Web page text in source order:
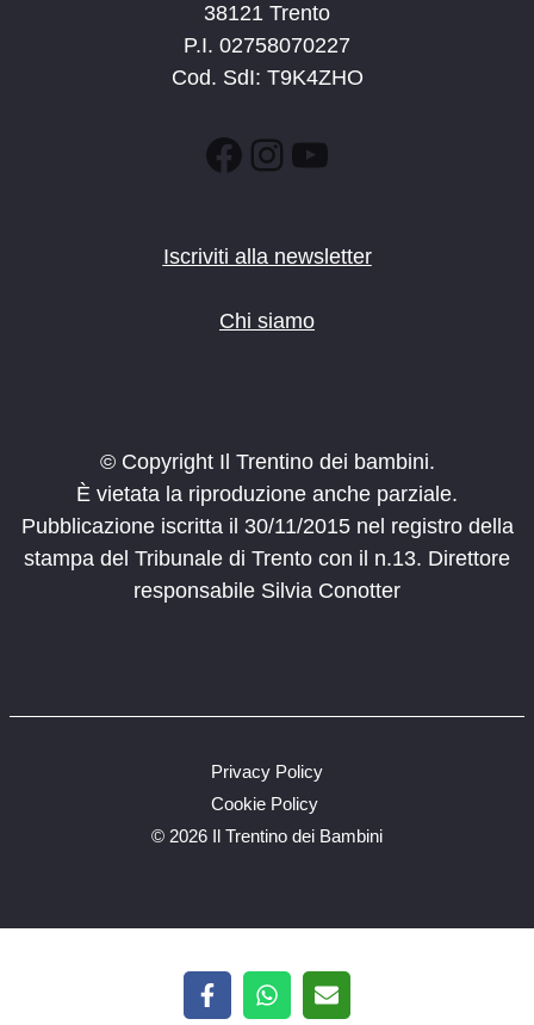
38121 Trento
P.I. 02758070227
Cod. SdI: T9K4ZHO
Facebook
Instagram
YouTube
Iscriviti alla newsletter
Chi siamo
© Copyright Il Trentino dei bambini.
È vietata la riproduzione anche parziale.
Pubblicazione iscritta il 30/11/2015 nel registro della
stampa del Tribunale di Trento con il n.13. Direttore
responsabile Silvia Conotter
© 2026 Il Trentino dei Bambini
Privacy Policy
Cookie Policy